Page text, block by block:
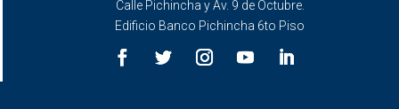
Calle Pichincha y Av. 9 de Octubre.
Edificio Banco Pichincha 6to Piso